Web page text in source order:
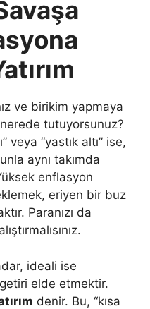
ve birikim yapmaya
nerede tutuyorsunuz?
veya “yastık altı” ise,
aynı takımda
enflasyon
eriyen bir buz
Paranızı da
ideali ise
elde etmektir.
denir. Bu, “kısa